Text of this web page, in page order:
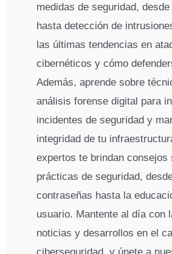
medidas de seguridad,
hasta detección de
las últimas tendencias en
cibernéticos y cómo
Además, aprende sobre
análisis forense digital para
incidentes de seguridad y
integridad de tu
expertos te brindan consejos
prácticas de seguridad,
contraseñas hasta la
usuario. Mantente al día con
noticias y desarrollos en el
ciberseguridad, y únete a